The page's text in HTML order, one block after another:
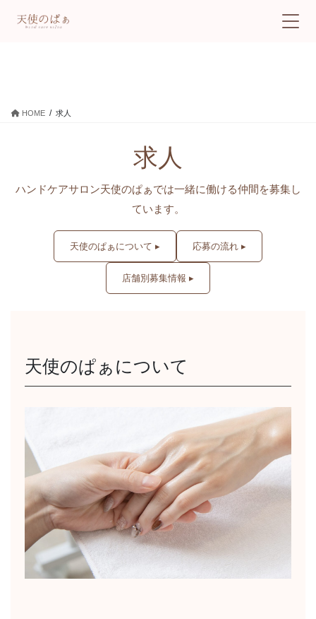
HOME 求人
求人
ハンドケアサロン天使のぱぁでは一緒に働ける仲間を募集し
ています。
天使のぱぁについて ▸ 応募の流れ ▸
店舗別募集情報 ▸
天使のぱぁについて